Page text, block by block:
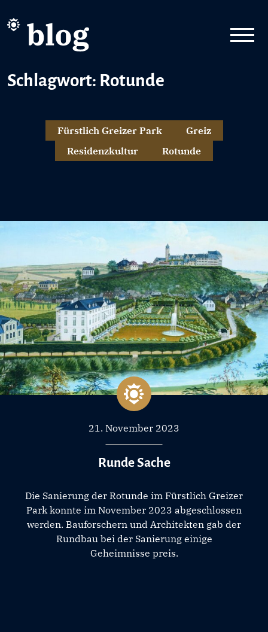
Schlagwort: Rotunde
Fürstlich Greizer Park
Greiz
Residenzkultur
Rotunde
21. November 2023
Runde Sache
Die Sanierung der Rotunde im Fürstlich Greizer
Park konnte im November 2023 abgeschlossen
werden. Bauforschern und Architekten gab der
Rundbau bei der Sanierung einige
Geheimnisse preis.